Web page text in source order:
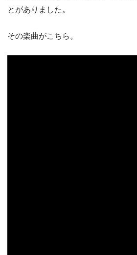
とがありました。
その楽曲がこちら。